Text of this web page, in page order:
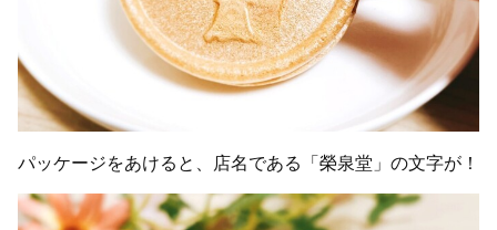
パッケージをあけると、店名である「榮泉堂」の文字が！